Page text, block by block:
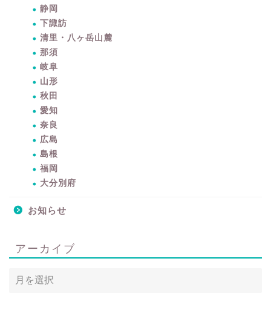
静岡
下諏訪
清里・八ヶ岳山麓
那須
岐阜
山形
秋田
愛知
奈良
広島
島根
福岡
大分別府
お知らせ
アーカイブ